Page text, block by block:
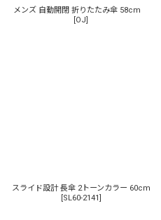
メンズ 自動開閉 折りたたみ傘 58cm
[OJ]
スライド設計 長傘 2トーンカラー 60cm
[SL60-2141]